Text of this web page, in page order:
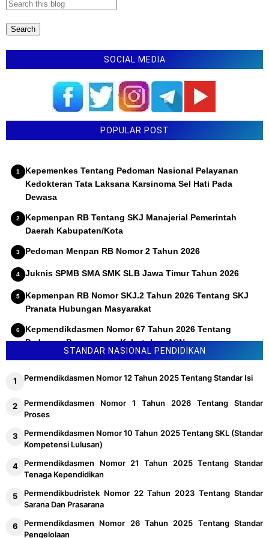
SOCIAL MEDIA
POPULAR POST
Kepemenkes Tentang Pedoman Nasional Pelayanan
Kedokteran Tata Laksana Karsinoma Sel Hati Pada
Dewasa
Kepmenpan RB Tentang SKJ Manajerial Pemerintah
Daerah Kabupaten/Kota
Pedoman Menpan RB Nomor 2 Tahun 2026
Juknis SPMB SMA SMK SLB Jawa Timur Tahun 2026
Kepmenpan RB Nomor SKJ.2 Tahun 2026 Tentang SKJ
Pranata Hubungan Masyarakat
Kepmendikdasmen Nomor 67 Tahun 2026 Tentang
Pedoman Penyusunan Kebutuhan ASN
STANDAR NASIONAL PENDIDIKAN
Permendikdasmen Nomor 12 Tahun 2025 Tentang Standar Isi
Permendikdasmen Nomor 1 Tahun 2026 Tentang Standar
Proses
Permendikdasmen Nomor 10 Tahun 2025 Tentang SKL (Standar
Kompetensi Lulusan)
Permendikdasmen Nomor 21 Tahun 2025 Tentang Standar
Tenaga Kependidikan
Permendikbudristek Nomor 22 Tahun 2023 Tentang Standar
Sarana Dan Prasarana
Permendikdasmen Nomor 26 Tahun 2025 Tentang Standar
Pengelolaan